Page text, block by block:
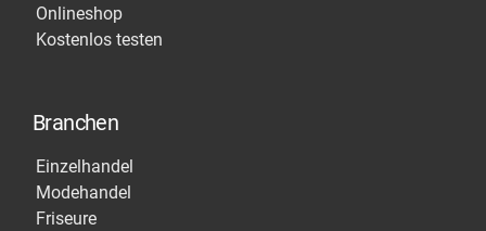
Onlineshop
Kostenlos testen
Branchen
Einzelhandel
Modehandel
Friseure